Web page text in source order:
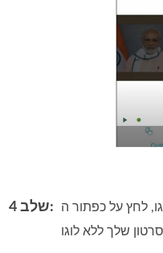
שלב 4: לחץ על כפתור ה